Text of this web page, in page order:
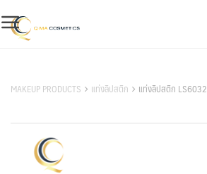
to
content
MAKEUP PRODUCTS แท่งลิปสติก แท่งลิปสติก LS6032